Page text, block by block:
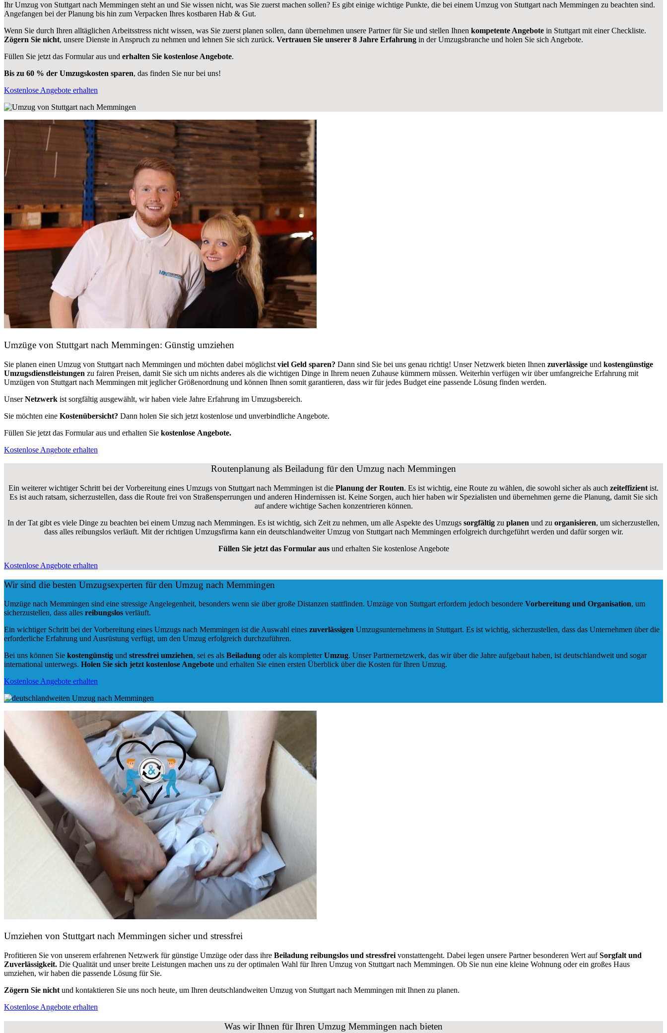
Ihr Umzug von Stuttgart nach Memmingen steht an und Sie wissen nicht, was Sie zuerst machen sollen? Es gibt einige wichtige Punkte, die bei einem Umzug von Stuttgart nach Memmingen zu beachten sind.
Angefangen bei der Planung bis hin zum Verpacken Ihres kostbaren Hab & Gut.
Wenn Sie durch Ihren alltäglichen Arbeitsstress nicht wissen, was Sie zuerst planen sollen, dann übernehmen unsere Partner für Sie und stellen Ihnen kompetente Angebote in Stuttgart mit einer Checkliste.
Zögern Sie nicht, unsere Dienste in Anspruch zu nehmen und lehnen Sie sich zurück. Vertrauen Sie unserer 8 Jahre Erfahrung in der Umzugsbranche und holen Sie sich Angebote.
Füllen Sie jetzt das Formular aus und erhalten Sie kostenlose Angebote.
Bis zu 60 % der Umzugskosten sparen, das finden Sie nur bei uns!
Kostenlose Angebote erhalten
Umzüge von Stuttgart nach Memmingen: Günstig umziehen
Sie planen einen Umzug von Stuttgart nach Memmingen und möchten dabei möglichst viel Geld sparen? Dann sind Sie bei uns genau richtig! Unser Netzwerk bieten Ihnen zuverlässige und kostengünstige
Umzugsdienstleistungen zu fairen Preisen, damit Sie sich um nichts anderes als die wichtigen Dinge in Ihrem neuen Zuhause kümmern müssen. Weiterhin verfügen wir über umfangreiche Erfahrung mit
Umzügen von Stuttgart nach Memmingen mit jeglicher Größenordnung und können Ihnen somit garantieren, dass wir für jedes Budget eine passende Lösung finden werden.
UnserNetzwerk ist sorgfältig ausgewählt, wir haben viele Jahre Erfahrung im Umzugsbereich.
Sie möchten eine Kostenübersicht? Dann holen Sie sich jetzt kostenlose und unverbindliche Angebote.
Füllen Sie jetzt das Formular aus und erhalten Sie kostenlose Angebote.
Kostenlose Angebote erhalten
Routenplanung als Beiladung für den Umzug nach Memmingen
Ein weiterer wichtiger Schritt bei der Vorbereitung eines Umzugs von Stuttgart nach Memmingen ist die Planung der Routen. Es ist wichtig, eine Route zu wählen, die sowohl sicher als auch zeiteffizient ist.
Es ist auch ratsam, sicherzustellen, dass die Route frei von Straßensperrungen und anderen Hindernissen ist. Keine Sorgen, auch hier haben wir Spezialisten und übernehmen gerne die Planung, damit Sie sich
auf andere wichtige Sachen konzentrieren können.
In der Tat gibt es viele Dinge zu beachten bei einem Umzug nach Memmingen. Es ist wichtig, sich Zeit zu nehmen, um alle Aspekte des Umzugs sorgfältig zu planen und zu organisieren, um sicherzustellen,
dass alles reibungslos verläuft. Mit der richtigen Umzugsfirma kann ein deutschlandweiter Umzug von Stuttgart nach Memmingen erfolgreich durchgeführt werden und dafür sorgen wir.
Füllen Sie jetzt das Formular ausund erhalten Sie kostenlose Angebote
Kostenlose Angebote erhalten
Wir sind die besten Umzugsexperten für den Umzug nach Memmingen
Umzüge nach Memmingen sind eine stressige Angelegenheit, besonders wenn sie über große Distanzen stattfinden. Umzüge von Stuttgart erfordern jedoch besondere Vorbereitung und Organisation, um
sicherzustellen, dass alles reibungslos verläuft.
Ein wichtiger Schritt bei der Vorbereitung eines Umzugs nach Memmingen ist die Auswahl eines zuverlässigen Umzugsunternehmens in Stuttgart. Es ist wichtig, sicherzustellen, dass das Unternehmen über die
erforderliche Erfahrung und Ausrüstung verfügt, um den Umzug erfolgreich durchzuführen.
Bei uns können Sie kostengünstig und stressfrei umziehen, sei es als Beiladung oder als kompletterUmzug. Unser Partnernetzwerk, das wir über die Jahre aufgebaut haben, ist deutschlandweit und sogar
international unterwegs. Holen Sie sich jetzt kostenlose Angebote und erhalten Sie einen ersten Überblick über die Kosten für Ihren Umzug.
Kostenlose Angebote erhalten
Umziehen von Stuttgart nach Memmingen sicher und stressfrei
Profitieren Sie von unserem erfahrenen Netzwerk für günstige Umzüge oder dass ihre Beiladung reibungslos und stressfrei vonstattengeht. Dabei legen unsere Partner besonderen Wert aufSorgfalt und
Zuverlässigkeit. Die Qualität und unser breite Leistungen machen uns zu der optimalen Wahl für Ihren Umzug von Stuttgart nach Memmingen. Ob Sie nun eine kleine Wohnung oder ein großes Haus
umziehen, wir haben die passende Lösung für Sie.
Zögern Sie nicht und kontaktieren Sie uns noch heute, um Ihren deutschlandweiten Umzug von Stuttgart nach Memmingen mit Ihnen zu planen.
Kostenlose Angebote erhalten
Was wir Ihnen für Ihren Umzug Memmingen nach bieten